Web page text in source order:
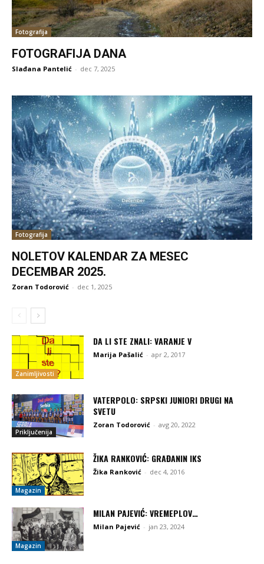
Fotografija
FOTOGRAFIJA DANA
Slađana Pantelić - dec 7, 2025
Fotografija
NOLETOV KALENDAR ZA MESEC
DECEMBAR 2025.
Zoran Todorović - dec 1, 2025
Zanimljivosti
DA LI STE ZNALI: VARANJE V
Marija Pašalić - apr 2, 2017
Priključenija
VATERPOLO: SRPSKI JUNIORI DRUGI NA
SVETU
Zoran Todorović - avg 20, 2022
Magazin
ŽIKA RANKOVIĆ: GRAĐANIN IKS
Žika Ranković - dec 4, 2016
Magazin
MILAN PAJEVIĆ: VREMEPLOV…
Milan Pajević - jan 23, 2024